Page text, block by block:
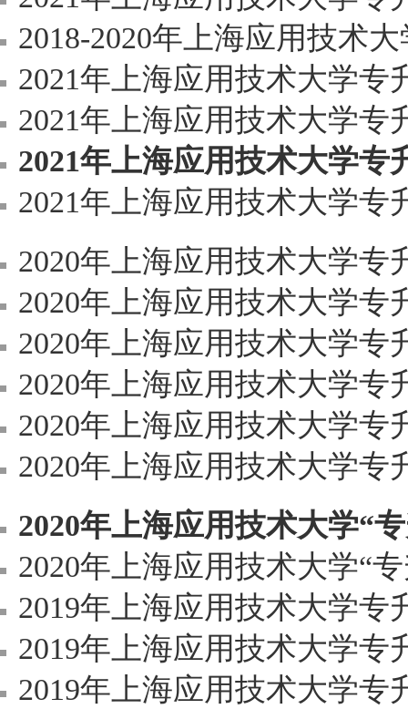
2018-2020年上海应用技术大学
2021年上海应用技术大学专升
2021年上海应用技术大学专升
2021年上海应用技术大学专
2021年上海应用技术大学专升本招生可报
2020年上海应用技术大学专升本（
2020年上海应用技术大学专升本
2020年上海应用技术大学专升本
2020年上海应用技术大学专
2020年上海应用技术大学专
2020年上海应用技术大学专
2020年上海应用技术大学“
2020年上海应用技术大学“专升本”招生可报
2019年上海应用技术大学专
2019年上海应用技术大学专
2019年上海应用技术大学专